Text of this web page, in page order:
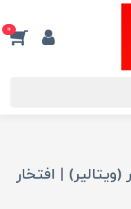
0
(ویتالیر) | افتخار